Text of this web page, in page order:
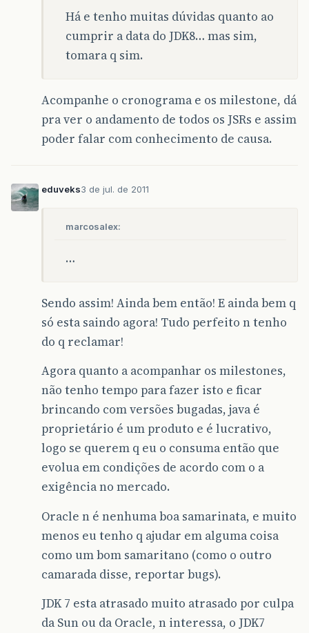
Há e tenho muitas dúvidas quanto ao
cumprir a data do JDK8… mas sim,
tomara q sim.
Acompanhe o cronograma e os milestone, dá
pra ver o andamento de todos os JSRs e assim
poder falar com conhecimento de causa.
eduveks3 de jul. de 2011
marcosalex:
…
Sendo assim! Ainda bem então! E ainda bem q
só esta saindo agora! Tudo perfeito n tenho
do q reclamar!
Agora quanto a acompanhar os milestones,
não tenho tempo para fazer isto e ficar
brincando com versões bugadas, java é
proprietário é um produto e é lucrativo,
logo se querem q eu o consuma então que
evolua em condições de acordo com o a
exigência no mercado.
Oracle n é nenhuma boa samarinata, e muito
menos eu tenho q ajudar em alguma coisa
como um bom samaritano (como o outro
camarada disse, reportar bugs).
JDK 7 esta atrasado muito atrasado por culpa
da Sun ou da Oracle, n interessa, o JDK7